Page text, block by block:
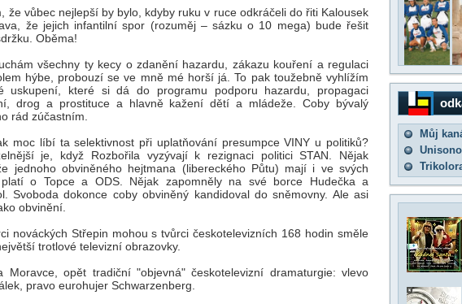
že vůbec nejlepší by bylo, kdyby ruku v ruce odkráčeli do řiti Kalousek
že jejich infantilní spor (rozuměj – sázku o 10 mega) bude řešit
Oběma!
všechny ty kecy o zdanění hazardu, zákazu kouření a regulaci
hýbe, probouzí se ve mně mé horší já. To pak toužebně vyhlížím
uskupení, které si dá do programu podporu hazardu, propagaci
drog a prostituce a hlavně kažení dětí a mládeže. Coby bývalý
rád zúčastním.
moc líbí ta selektivnost při uplatňování presumpce VINY u politiků?
je, když Rozbořila vyzývají k rezignaci politici STAN. Nějak
jednoho obviněného hejtmana (libereckého Půtu) mají i ve svých
o Topce a ODS. Nějak zapomněly na své borce Hudečka a
Svoboda dokonce coby obviněný kandidoval do sněmovny. Ale asi
obvinění.
nováckých Střepin mohou s tvůrci českotelevizních 168 hodin směle
trotlové televizní obrazovky.
Moravce, opět tradiční "objevná" českotelevizní dramaturgie: vlevo
pravo eurohujer Schwarzenberg.
Můj
Unisono